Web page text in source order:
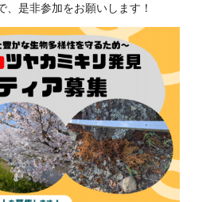
、是非参加をお願いします！